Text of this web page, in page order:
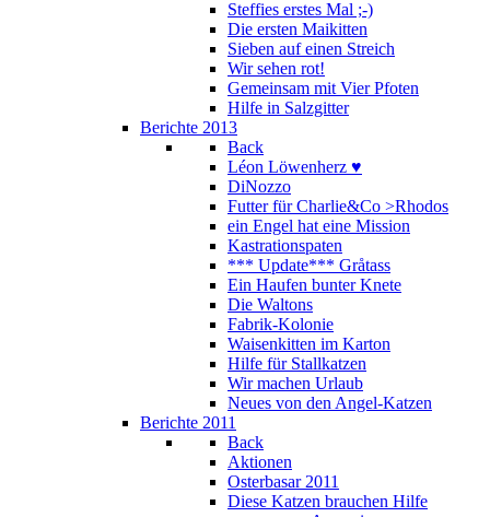
Steffies erstes Mal ;-)
Die ersten Maikitten
Sieben auf einen Streich
Wir sehen rot!
Gemeinsam mit Vier Pfoten
Hilfe in Salzgitter
Berichte 2013
Back
Léon Löwenherz ♥
DiNozzo
Futter für Charlie&Co >Rhodos
ein Engel hat eine Mission
Kastrationspaten
*** Update*** Gråtass
Ein Haufen bunter Knete
Die Waltons
Fabrik-Kolonie
Waisenkitten im Karton
Hilfe für Stallkatzen
Wir machen Urlaub
Neues von den Angel-Katzen
Berichte 2011
Back
Aktionen
Osterbasar 2011
Diese Katzen brauchen Hilfe